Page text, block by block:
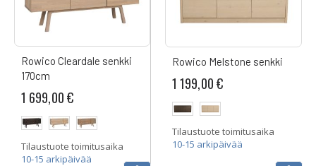
Rowico Cleardale senkki
170cm
1 699,00 €
Tilaustuote toimitusaika
10-15 arkipäivää
Rowico Melstone senkki
1 199,00 €
Tilaustuote toimitusaika
10-15 arkipäivää